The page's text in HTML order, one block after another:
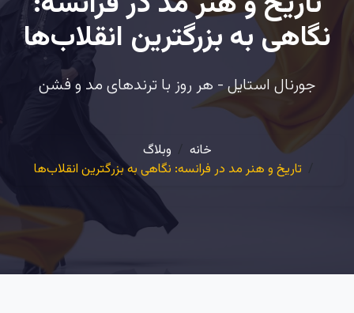
نگاهی به بزرگترین انقلاب‌ها
جورنال استایل - هر روز با ترندهای مد و فشن
خانه
وبلاگ
تاریخ و هنر مد در فرانسه: نگاهی به بزرگترین انقلاب‌ها